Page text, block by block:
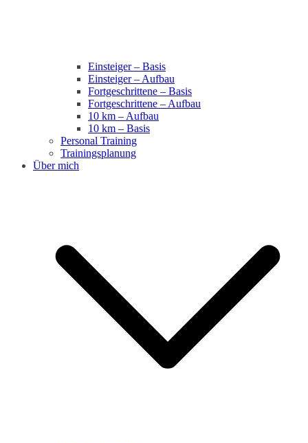
Einsteiger – Basis
Einsteiger – Aufbau
Fortgeschrittene – Basis
Fortgeschrittene – Aufbau
10 km – Aufbau
10 km – Basis
Personal Training
Trainingsplanung
Über mich